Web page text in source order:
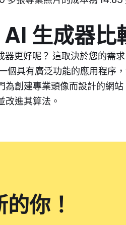
生成器比
更好呢？ 這取決於您的需求
個具有廣泛功能的應用程序
為創建專業頭像而設計的網
改進其算法。
你！